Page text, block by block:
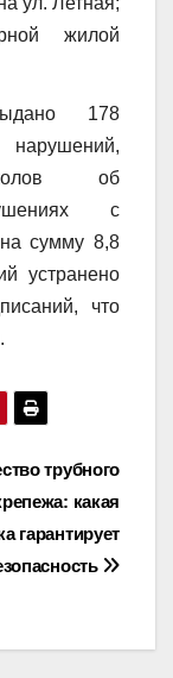
жилой
178
об
с
сумму 8,8
устранено
что
трубного
какая
гарантирует